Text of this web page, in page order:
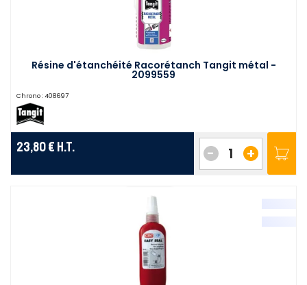
Résine d'étanchéité Racorétanch Tangit métal -
2099559
Chrono : 408697
23,80 € H.T. +
-